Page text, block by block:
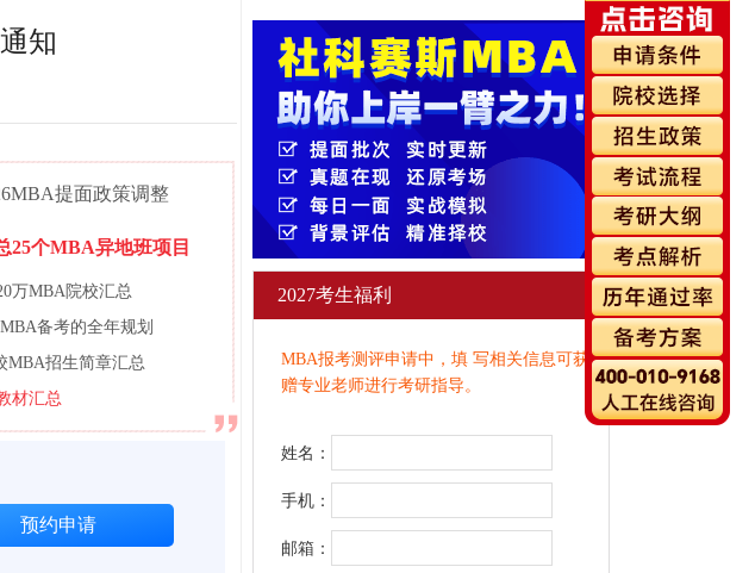
知
提面政策调整
25个MBA异地班项目
万MBA院校汇总
备考的全年规划
MBA招生简章汇总
材汇总
2027考生福利
MBA报考测评申请中，填 写相关信息可获
赠专业老师进行考研指导。
姓名：
手机：
邮箱：